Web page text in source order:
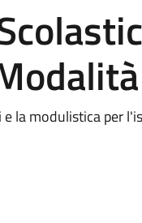
la modulistica per